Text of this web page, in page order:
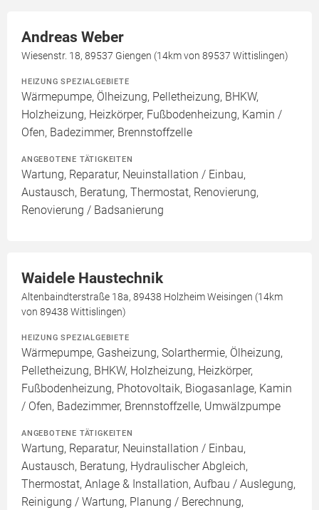
Andreas Weber
Wiesenstr. 18, 89537 Giengen (14km von 89537 Wittislingen)
HEIZUNG SPEZIALGEBIETE
Wärmepumpe, Ölheizung, Pelletheizung, BHKW,
Holzheizung, Heizkörper, Fußbodenheizung, Kamin /
Ofen, Badezimmer, Brennstoffzelle
ANGEBOTENE TÄTIGKEITEN
Wartung, Reparatur, Neuinstallation / Einbau,
Austausch, Beratung, Thermostat, Renovierung,
Renovierung / Badsanierung
Waidele Haustechnik
Altenbaindterstraße 18a, 89438 Holzheim Weisingen (14km
von 89438 Wittislingen)
HEIZUNG SPEZIALGEBIETE
Wärmepumpe, Gasheizung, Solarthermie, Ölheizung,
Pelletheizung, BHKW, Holzheizung, Heizkörper,
Fußbodenheizung, Photovoltaik, Biogasanlage, Kamin
/ Ofen, Badezimmer, Brennstoffzelle, Umwälzpumpe
ANGEBOTENE TÄTIGKEITEN
Wartung, Reparatur, Neuinstallation / Einbau,
Austausch, Beratung, Hydraulischer Abgleich,
Thermostat, Anlage & Installation, Aufbau / Auslegung,
Reinigung / Wartung, Planung / Berechnung,